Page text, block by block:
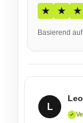
★ ★ ★
Basierend
L